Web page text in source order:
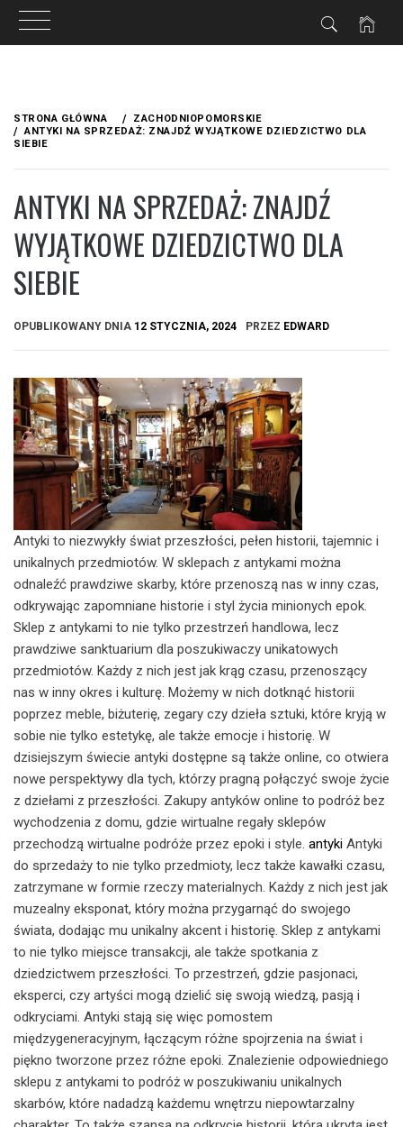
treści
STRONA GŁÓWNA
ZACHODNIOPOMORSKIE
ANTYKI NA SPRZEDAŻ: ZNAJDŹ WYJĄTKOWE DZIEDZICTWO DLA
SIEBIE
ANTYKI NA SPRZEDAŻ: ZNAJDŹ
WYJĄTKOWE DZIEDZICTWO DLA
SIEBIE
OPUBLIKOWANY DNIA 12 STYCZNIA, 2024 PRZEZ EDWARD
Antyki to niezwykły świat przeszłości, pełen historii, tajemnic i
unikalnych przedmiotów. W sklepach z antykami można
odnaleźć prawdziwe skarby, które przenoszą nas w inny czas,
odkrywając zapomniane historie i styl życia minionych epok.
Sklep z antykami to nie tylko przestrzeń handlowa, lecz
prawdziwe sanktuarium dla poszukiwaczy unikatowych
przedmiotów. Każdy z nich jest jak krąg czasu, przenoszący
nas w inny okres i kulturę. Możemy w nich dotknąć historii
poprzez meble, biżuterię, zegary czy dzieła sztuki, które kryją w
sobie nie tylko estetykę, ale także emocje i historię. W
dzisiejszym świecie antyki dostępne są także online, co otwiera
nowe perspektywy dla tych, którzy pragną połączyć swoje życie
z dziełami z przeszłości. Zakupy antyków online to podróż bez
wychodzenia z domu, gdzie wirtualne regały sklepów
przechodzą wirtualne podróże przez epoki i style. antyki Antyki
do sprzedaży to nie tylko przedmioty, lecz także kawałki czasu,
zatrzymane w formie rzeczy materialnych. Każdy z nich jest jak
muzealny eksponat, który można przygarnąć do swojego
świata, dodając mu unikalny akcent i historię. Sklep z antykami
to nie tylko miejsce transakcji, ale także spotkania z
dziedzictwem przeszłości. To przestrzeń, gdzie pasjonaci,
eksperci, czy artyści mogą dzielić się swoją wiedzą, pasją i
odkryciami. Antyki stają się więc pomostem
międzygeneracyjnym, łączącym różne spojrzenia na świat i
piękno tworzone przez różne epoki. Znalezienie odpowiedniego
sklepu z antykami to podróż w poszukiwaniu unikalnych
skarbów, które nadadzą każdemu wnętrzu niepowtarzalny